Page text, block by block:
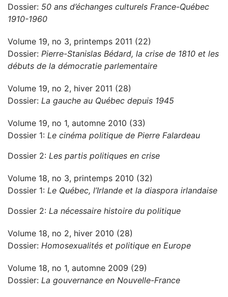
Dossier: 50 ans d’échanges culturels France-Québec
1910-1960
Volume 19, no 3, printemps 2011 (22)
Dossier: Pierre-Stanislas Bédard, la crise de 1810 et les
débuts de la démocratie parlementaire
Volume 19, no 2, hiver 2011 (28)
Dossier: La gauche au Québec depuis 1945
Volume 19, no 1, automne 2010 (33)
Dossier 1: Le cinéma politique de Pierre Falardeau
Dossier 2: Les partis politiques en crise
Volume 18, no 3, printemps 2010 (32)
Dossier 1: Le Québec, l’Irlande et la diaspora irlandaise
Dossier 2: La nécessaire histoire du politique
Volume 18, no 2, hiver 2010 (28)
Dossier: Homosexualités et politique en Europe
Volume 18, no 1, automne 2009 (29)
Dossier: La gouvernance en Nouvelle-France